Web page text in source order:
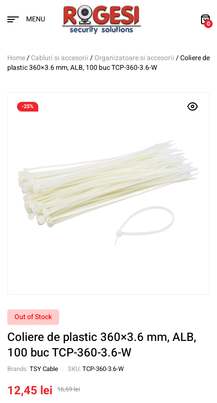
MENU 0
Home/Cabluri si accesorii/Organizatoare si accesorii/ Coliere de
plastic 360×3.6 mm, ALB, 100 buc TCP-360-3.6-W
-25%
Out of Stock
Coliere de plastic 360×3.6 mm, ALB,
100 buc TCP-360-3.6-W
Brands: TSY Cable SKU: TCP-360-3.6-W
16,69lei
12,45 lei